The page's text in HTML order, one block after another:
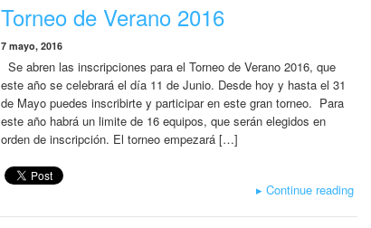
Torneo de Verano 2016
7 mayo, 2016
Se abren las inscripciones para el Torneo de Verano 2016, que
este año se celebrará el día 11 de Junio. Desde hoy y hasta el 31
de Mayo puedes inscribirte y participar en este gran torneo. Para
este año habrá un limite de 16 equipos, que serán elegidos en
orden de inscripción. El torneo empezará […]
▸ Continue reading